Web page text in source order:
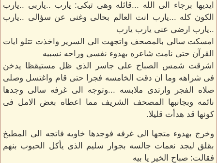
ايديها برجاء الى الله ...قائله وهى تبكى: يارب ..ياربى ..يارب
الكون كله ...يارب انت العالم بحالى وغنى عن سؤالى ..يارب
..يارب ارضى عنى يارب يارب
امسكت سالى بالمصحف واتجهت الى السرير واخذت تتلو ايات
القرآن حتى نامت شاعره بهدوء نفسى وراحه نسبيه
اشرقت شمس الصباح على جاسر الذى ظل مستيقظا يدخن
فى شراهه وما ان دقت الخامسه فجرا حتى قام واغتسل وصلى
صلاه الفجر وارتدى ملابسه ...وتوجه الى غرفه سالى وجدها
نائمه وبجانبها المصحف الشريف مما اعطاه بعض الامل فى
كونها قد هدأت قليلا.
وخرج بهدوء متجها الى غرفه فوجدها خاويه فاتجه الى المطبخ
بقلق ليجد نعمات جالسه بجوار سليم الذى يأكل الحبوب بنهم
فقالت: صباح الخير يا بيه